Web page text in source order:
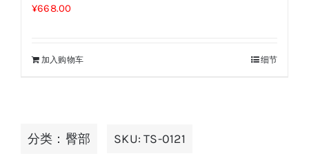
¥668.00
加入购物车 细节
分类： 臀部 SKU:TS-0121